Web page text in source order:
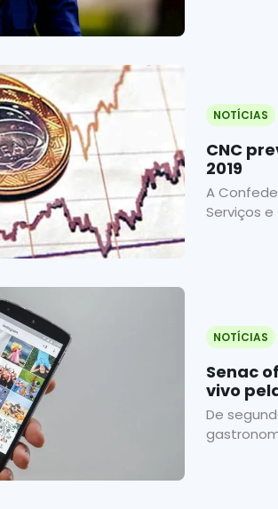
NOTÍCIAS
CNC
2019
A
Serviços e
NOTÍCIAS
Senac
vivo
De